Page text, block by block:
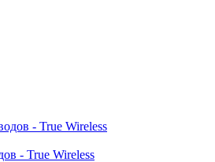
- True Wireless